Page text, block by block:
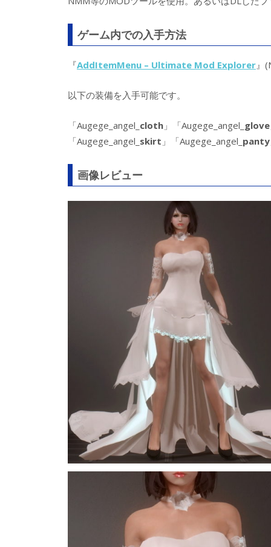
ゲーム内での入手方法
『AddItemMenu – Ultimate Mod Explorer 』
以下の装備を入手可能です。
「Augege_angel_ cloth 」「Augege_angel_ glove
「Augege_angel_ skirt 」「Augege_angel_ panty
画像レビュー